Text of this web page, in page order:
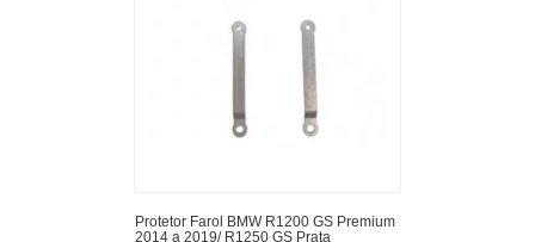
Protetor Farol BMW R1200 GS Premium
2014 a 2019/ R1250 GS Prata